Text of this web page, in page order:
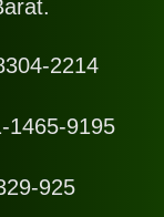
2214
1465-9195
925